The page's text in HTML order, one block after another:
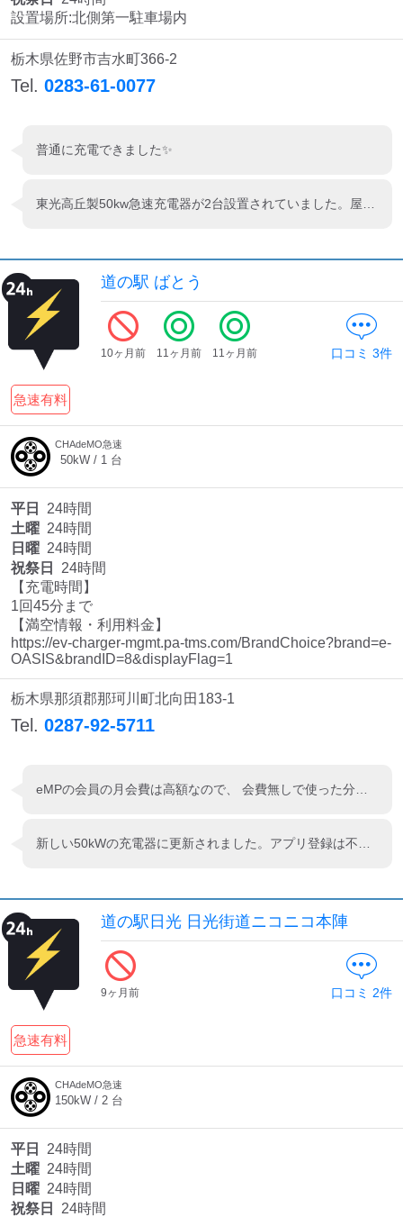
設置場所:北側第一駐車場内
栃木県佐野市吉水町366-2
Tel. 0283-61-0077
普通に充電できました✨
道の駅 ばとう
急速有料
10ヶ月前 11ヶ月前 11ヶ月前 口コミ 3件
CHAdeMO急速
50kW / 1 台
平日
24時間
土曜 24時間
日曜 24時間
祝祭日
24時間
【充電時間】
1回45分まで
【満空情報・利用料金】
https://ev-charger-mgmt.pa-tms.com/BrandChoice?brand=e-
OASIS&brandID=8&displayFlag=1
栃木県那須郡那珂川町北向田183-1
Tel. 0287-92-5711
道の駅日光 日光街道ニコニコ本陣
急速有料
9ヶ月前 口コミ 2件
CHAdeMO急速
150kW / 2 台
平日
24時間
土曜 24時間
日曜 24時間
祝祭日
24時間